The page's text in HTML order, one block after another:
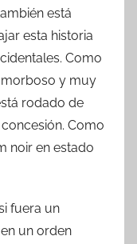
está
esta historia
Como
y muy
rodado de
Como
noir en estado
fuera un
un orden